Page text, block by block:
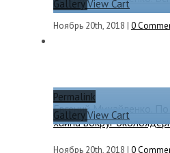
GalleryView Cart
Ноябрь 20th, 2018 | 0
Permalink
GalleryView Cart
Евгений Михайленко. По
хайпа вокруг
Ноябрь 20th, 2018 | 0